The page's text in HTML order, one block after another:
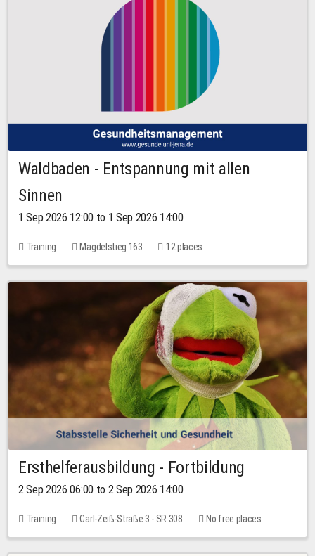
Waldbaden - Entspannung mit allen
Sinnen
1 Sep 2026 12:00 to 1 Sep 2026 14:00
Training Magdelstieg 163 12 places
Ersthelferausbildung - Fortbildung
2 Sep 2026 06:00 to 2 Sep 2026 14:00
Training Carl-Zeiß-Straße 3 - SR 308 No free places